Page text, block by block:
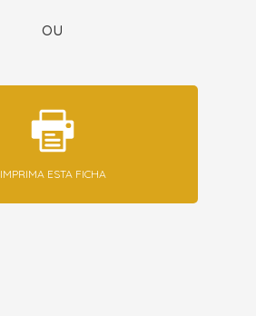
ou
IMPRIMA ESTA FICHA